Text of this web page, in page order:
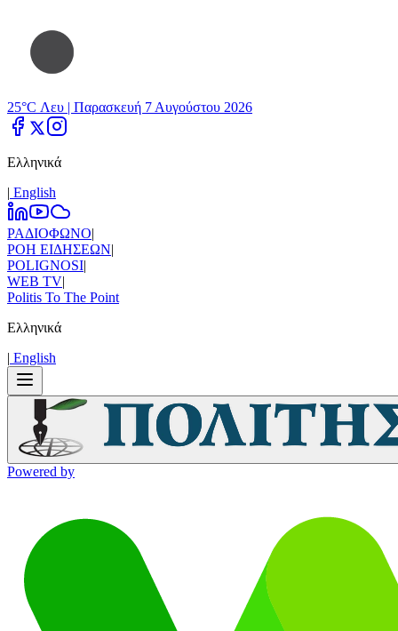
25°C Λευ | Παρασκευή 7 Αυγούστου 2026
Ελληνικά
| Εnglish
ΡΑΔΙΟΦΩΝΟ|
ΡΟΗ ΕΙΔΗΣΕΩΝ|
POLIGNOSI|
WEB TV|
Politis To The Point
Ελληνικά
| Εnglish
Powered by